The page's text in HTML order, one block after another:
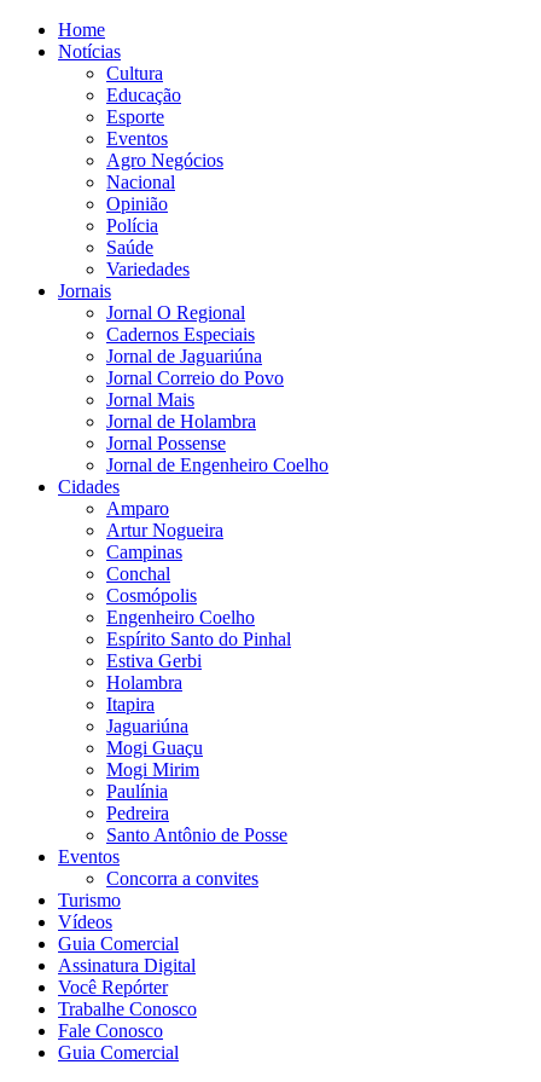
Home
Notícias
Cultura
Educação
Esporte
Eventos
Agro Negócios
Nacional
Opinião
Polícia
Saúde
Variedades
Jornais
Jornal O Regional
Cadernos Especiais
Jornal de Jaguariúna
Jornal Correio do Povo
Jornal Mais
Jornal de Holambra
Jornal Possense
Jornal de Engenheiro Coelho
Cidades
Amparo
Artur Nogueira
Campinas
Conchal
Cosmópolis
Engenheiro Coelho
Espírito Santo do Pinhal
Estiva Gerbi
Holambra
Itapira
Jaguariúna
Mogi Guaçu
Mogi Mirim
Paulínia
Pedreira
Santo Antônio de Posse
Eventos
Concorra a convites
Turismo
Vídeos
Guia Comercial
Assinatura Digital
Você Repórter
Trabalhe Conosco
Fale Conosco
Guia Comercial